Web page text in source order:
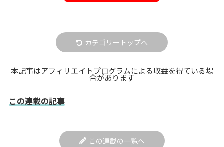
カテゴリートップへ
本記事はアフィリエイトプログラムによる収益を得ている場
合があります
この連載の記事
この連載の一覧へ